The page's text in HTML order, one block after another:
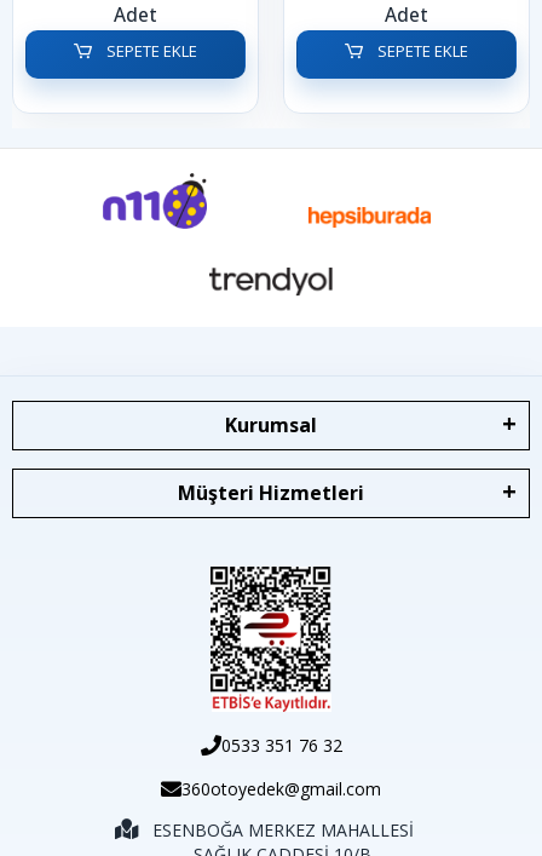
Adet
SEPETE EKLE
Adet
SEPETE EKLE
Kurumsal
Müşteri Hizmetleri
0533 351 76 32
360otoyedek@gmail.com
ESENBOĞA MERKEZ MAHALLESİ